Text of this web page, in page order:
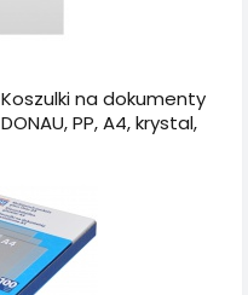
Koszulki na dokumenty
DONAU, PP, A4, krystal,